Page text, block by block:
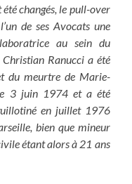
changés, le pull-over
de ses Avocats une
au sein du
Ranucci a été
du meurtre de Marie-
3 juin 1974 et a été
en juillet 1976
bien que mineur
étant alors à 21 ans